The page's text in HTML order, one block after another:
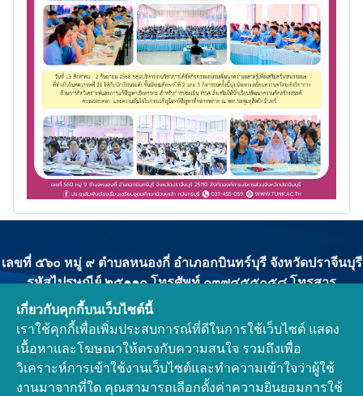
เลขที่ ๕๖๐ หมู่ ๙ ตำบลหนองกี่ อำเภอกบินทร์บุรี จังหวัดปราจีนบุรี
รหัสไปรษณีย์ ๒๕๑๑๐ โทรศัพท์ ๐๓๗๔๕๕๐๕๘ โทรสาร
๐๓๗๔๕๕๐๕๙
ผู้ดูแลระบบ : งานประชาสัมพันธ์โรงเรียนเตรียมอุดมศึกษาน้อม
เกล้า กบินทร์บุรี
ติดต่องานทะเบียนวัดผล : คุณครูนันทิยา ปาลกะวงศ์ ณ อยุธยา
ลิขสิทธิ์ © ๒๕๖๘ โรงเรียนเตรียมอุดมศึกษาน้อมเกล้า กบินทร์บุรี.
เกี่ยวกับคุกกี้บนเว็บไซต์นี้
เราใช้คุกกี้เพื่อเพิ่มประสบการณ์ที่ดีในการใช้เว็บไซต์ แสดง
เนื้อหาและโฆษณาให้ตรงกับความสนใจ รวมถึงเพื่อ
วิเคราะห์การเข้าใช้งานเว็บไซต์และทำความเข้าใจว่าผู้ใช้
งานมาจากที่ใด คุณสามารถเลือกตั้งค่าความยินยอมการใช้